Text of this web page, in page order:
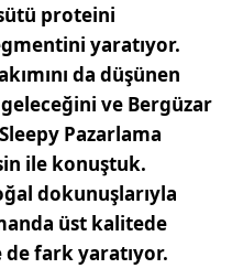
proteini
yaratıyor.
da düşünen
ve Bergüzar
Pazarlama
ile konuştuk.
dokunuşlarıyla
üst kalitede
fark yaratıyor.